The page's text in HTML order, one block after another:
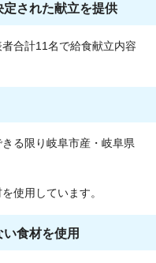
された献立を提供
合計11名で給食献立内容
る限り岐阜市産・岐阜県
使用しています。
食材を使用